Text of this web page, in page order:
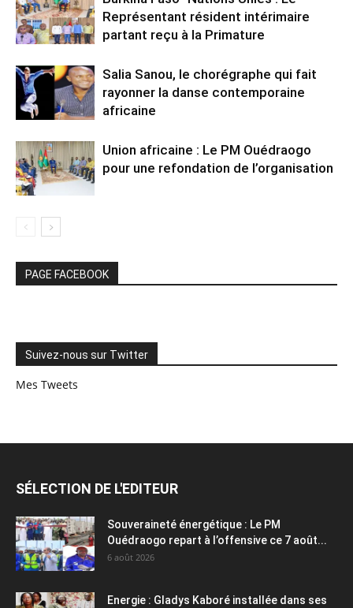
Représentant résident intérimaire
partant reçu à la Primature
Salia Sanou, le chorégraphe qui fait
rayonner la danse contemporaine
africaine
Union africaine : Le PM Ouédraogo
pour une refondation de l’organisation
PAGE FACEBOOK
Suivez-nous sur Twitter
Mes Tweets
SÉLECTION DE L'EDITEUR
Souveraineté énergétique : Le PM
Ouédraogo repart à l’offensive ce 7 août...
6 août 2026
Energie : Gladys Kaboré installée dans ses